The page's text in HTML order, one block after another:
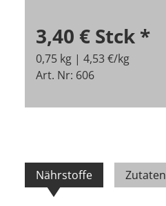
3,40 € Stck *
0,75 kg | 4,53 €/kg
Art. Nr: 606
Nährstoffe Zutaten